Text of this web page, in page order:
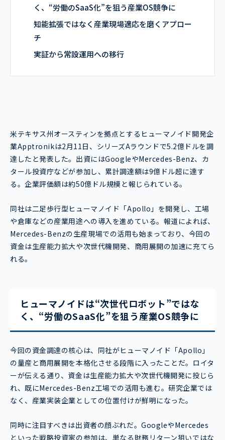
く、“労働のSaaS化”を狙う産業OS競争に
知能拡張ではなく産業現場適応を磨くアプロー
チ
実証から常設運用への移行
米テキサス州オースティンを拠点とするヒューマノイド開発企
業Apptronikは2月11日、シリーズAラウンドで5.2億ドルを調
達したと発表した。出資にはGoogleやMercedes-Benz、カ
タール投資庁などが参加し、累計調達額は9億ドル超に達す
る。企業評価額は約50億ドル規模と報じられている。
同社は二足歩行型ヒューマノイド「Apollo」を開発し、工場
や倉庫などの産業用途への導入を進めている。報道によれば、
Mercedes-Benzの生産現場での活用も始まっており、今回の
資金は生産能力拡大や次世代機開発、商用展開の加速に充てら
れる。
ヒューマノイドは“次世代ロボット”ではな
く、“労働のSaaS化”を狙う産業OS競争に
今回の資金調達の核心は、同社がヒューマノイド「Apollo」
の量産と商用展開を本格化させる段階に入ったことだ。ロイタ
ーが伝える通り、資金は生産能力拡大や次世代機開発に投じら
れ、既にMercedes-Benz工場での活用も進む。研究企業では
なく、産業実装企業としての位置付けが鮮明になった。
同時に注目すべきは出資者の顔ぶれだ。GoogleやMercedes
といった戦略投資家の参加は、単なる財務リターン狙いではな